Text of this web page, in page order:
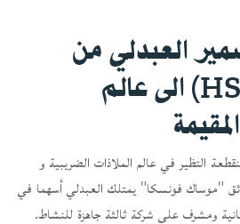
العبدلي من
حسابات (HSBC) الى عالم
التظير في عالم الملاذات الضريبية و
"موساك فونسكا" يمتلك العبدلي أسهما في
ومشرف على شركة ثالثة جاهزة للنشاط.